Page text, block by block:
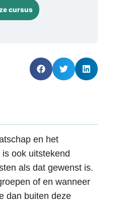
cursus
en het
ook uitstekend
als dat gewenst is.
of en wanneer
dan buiten deze